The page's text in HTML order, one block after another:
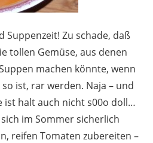
Suppenzeit! Zu schade, daß
tollen Gemüse, aus denen
machen könnte, wenn
ist, rar werden. Naja – und
ist halt auch nicht s00o doll…
im Sommer sicherlich
reifen Tomaten zubereiten –